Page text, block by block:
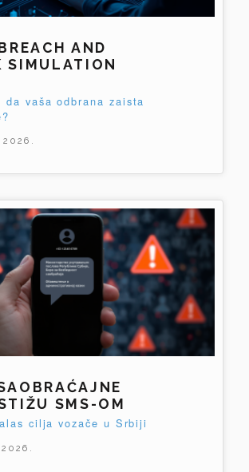
AND
SIMULATION
da vaša odbrana zaista
SMS-OM
cilja vozače u Srbiji